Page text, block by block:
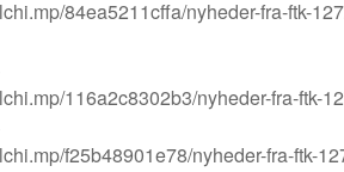
84ea5211cffa/nyheder-fra-ftk-
116a2c8302b3/nyheder-fra-ftk-
f25b48901e78/nyheder-fra-ftk-